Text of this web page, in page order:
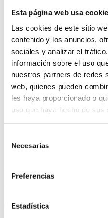
Esta página web usa
Las cookies de este sitio
contenido y los anuncios,
sociales y analizar el
información sobre el uso
nuestros partners de redes
web, quienes pueden
les haya proporcionado o
uso que haya hecho de sus
Necesarias
Preferencias
Estadística
chevron_leftchevron_right
TARRO 20 ml